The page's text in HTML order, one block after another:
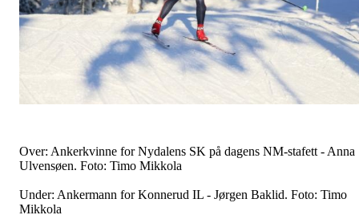
Over: Ankerkvinne for Nydalens SK på dagens NM-stafett - Anna
Ulvensøen. Foto: Timo Mikkola
Under: Ankermann for Konnerud IL - Jørgen Baklid. Foto: Timo
Mikkola